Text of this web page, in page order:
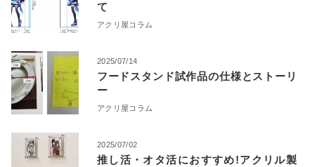
て
アクリ屋コラム
2025/07/14
フードスタンド試作品の仕様とストーリ
ー
アクリ屋コラム
2025/07/02
推し活・オタ活におすすめ!アクリル製